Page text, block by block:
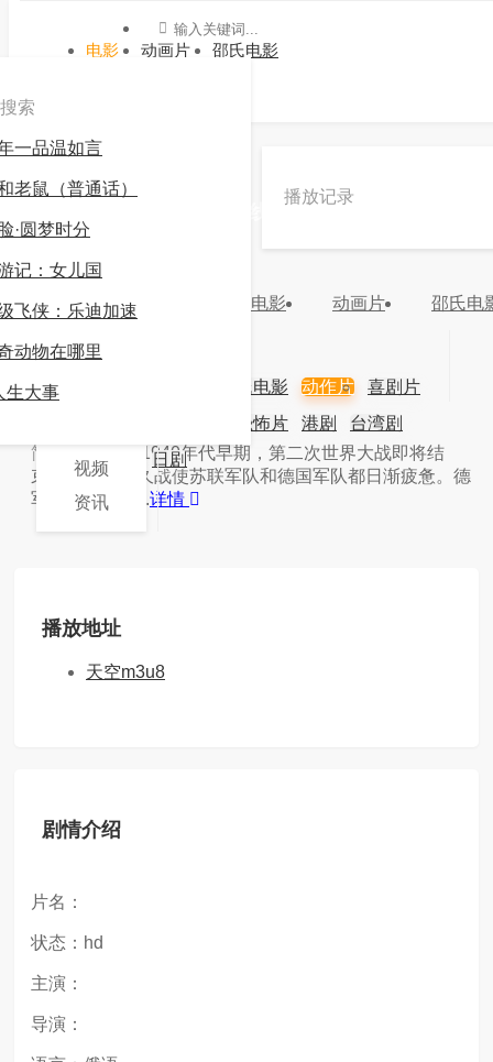
电影 动画片 邵氏电影
播放记录
电影 动画片 邵氏电
邵氏电影 动作片
喜剧片
恐怖片 港剧
台湾剧
韩剧
日剧
视频
资讯
索
一品温如言
老鼠（普通话）
·圆梦时分
记：女儿国
飞侠：乐迪加速
动物在哪里
生大事
登录
分类：动作片 地区：
更新：2024-03-16 20:10:03
主演：
简介：
简介：1940年代早期，第二次世界大战即将结
束。激烈的持久战使苏联军队和德国军队都日渐疲惫。德
军一辆极具攻...详情
播放地址
天空m3u8
剧情介绍
片名：
状态：hd
主演：
导演：